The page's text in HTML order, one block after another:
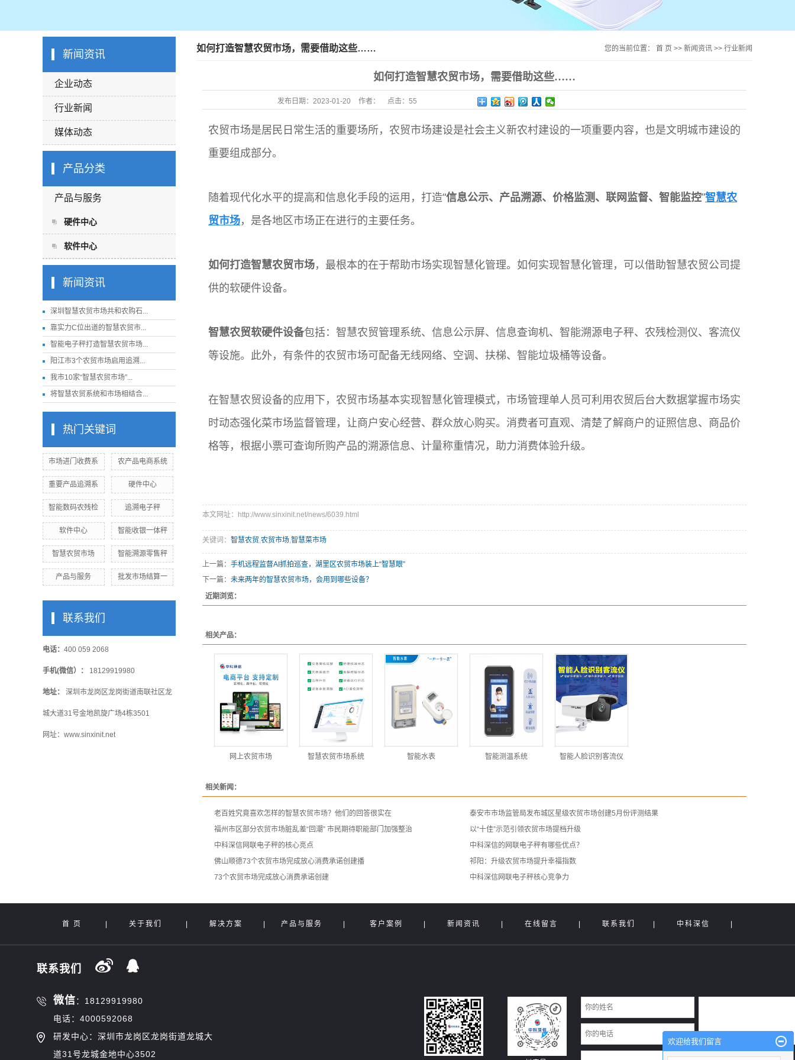
新闻资讯
企业动态
行业新闻
媒体动态
产品分类
产品与服务
硬件中心
软件中心
新闻资讯
深圳智慧农贸市场共和农购石...
靠实力C位出道的智慧农贸市...
智能电子秤打造智慧农贸市场...
阳江市3个农贸市场启用追溯...
我市10家“智慧农贸市场”...
将智慧农贸系统和市场相结合...
热门关键词
市场进门收费系 农产品电商系统
重要产品追溯系 硬件中心
智能数码农残检 追溯电子秤
软件中心 智能收银一体秤
智慧农贸市场 智能溯源零售秤
产品与服务 批发市场结算一
联系我们
电话： 400 059 2068
手机(微信）： 18129919980
地址： 深圳市龙岗区龙岗街道南联社区龙
城大道31号金地凯旋广场4栋3501
网址：www.sinxinit.net
如何打造智慧农贸市场，需要借助这些…… 您的当前位置： 首 页 >> 新闻资讯 >> 行业新闻
如何打造智慧农贸市场，需要借助这些……
发布日期： 2023-01-20 作者： 点击： 55
农贸市场是居民日常生活的重要场所，农贸市场建设是社会主义新农村建设的一项重要内容，也是文明城市建设的
重要组成部分。
随着现代化水平的提高和信息化手段的运用，打造“信息公示、产品溯源、价格监测、联网监督、智能监控”智慧农
贸市场，是各地区市场正在进行的主要任务。
如何打造智慧农贸市场，最根本的在于帮助市场实现智慧化管理。如何实现智慧化管理，可以借助智慧农贸公司提
供的软硬件设备。
智慧农贸软硬件设备包括：智慧农贸管理系统、信息公示屏、信息查询机、智能溯源电子秤、农残检测仪、客流仪
等设施。此外，有条件的农贸市场可配备无线网络、空调、扶梯、智能垃圾桶等设备。
在智慧农贸设备的应用下，农贸市场基本实现智慧化管理模式，市场管理单人员可利用农贸后台大数据掌握市场实
时动态强化菜市场监督管理，让商户安心经营、群众放心购买。消费者可直观、清楚了解商户的证照信息、商品价
格等，根据小票可查询所购产品的溯源信息、计量称重情况，助力消费体验升级。
本文网址：http://www.sinxinit.net/news/6039.html
关键词： 智慧农贸,农贸市场,智慧菜市场
上一篇： 手机远程监督AI抓拍巡查，湖里区农贸市场装上“智慧眼”
下一篇： 未来两年的智慧农贸市场，会用到哪些设备？
近期浏览：
相关产品：
网上农贸市场 智慧农贸市场系统 智能水表 智能测温系统 智能人脸识别客流仪
相关新闻：
老百姓究竟喜欢怎样的智慧农贸市场？他们的回答很实在
泰安市市场监管局发布城区星级农贸市场创建5月份评测结果
福州市区部分农贸市场脏乱差“回潮” 市民期待职能部门加强整治
以“十佳”示范引领农贸市场提档升级
中科深信网联电子秤的核心亮点
中科深信的网联电子秤有哪些优点？
佛山顺德73个农贸市场完成放心消费承诺创建播
祁阳：升级农贸市场提升幸福指数
73个农贸市场完成放心消费承诺创建
中科深信网联电子秤核心竞争力
首 页 关于我们 解决方案 产品与服务 客户案例 新闻资讯 在线留言 联系我们 中科深信
联系我们
微信：18129919980
电话：4000592068
研发中心：深圳市龙岗区龙岗街道龙城大
道31号龙城金地中心3502
欢迎给我们留言